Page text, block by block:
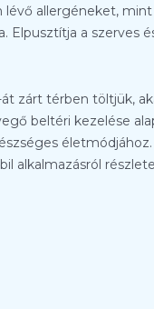
allergéneket, mint
Elpusztítja a szerves
zárt térben töltjük,
beltéri kezelése
alkalmazásról